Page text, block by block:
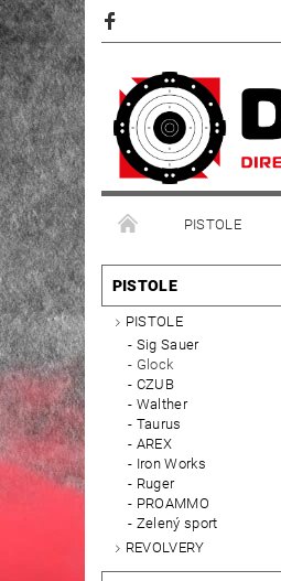
PISTOLE
PISTOLE
PISTOLE
Sig Sauer
Glock
CZUB
Walther
Taurus
AREX
Iron Works
Ruger
PROAMMO
Zelený sport
REVOLVERY